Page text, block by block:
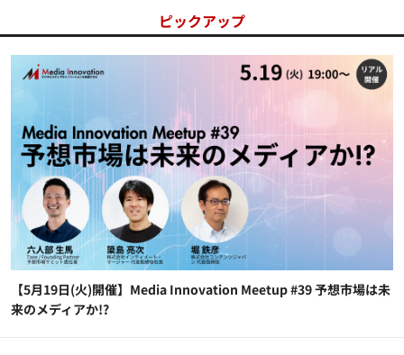
ピックアップ
【5月19日(火)開催】Media Innovation Meetup #39 予想市場は未
来のメディアか!?